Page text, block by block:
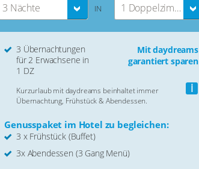
3 Nächte IN 1 Doppelzimmer
3 Übernachtungen
für 2 Erwachsene in
1 DZ
Mit daydreams
garantiert sparen
i
Kurzurlaub mit daydreams beinhaltet immer
Übernachtung, Frühstück & Abendessen.
Genusspaket im Hotel zu begleichen:
3 x Frühstück (Buffet)
3x Abendessen (3 Gang Menü)